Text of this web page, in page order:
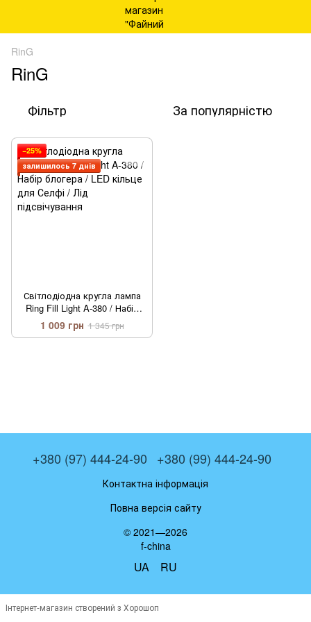
RinG
RinG
Фільтр За популярністю
−25%
залишилось 7 днів
Світлодіодна кругла лампа
Ring Fill Light A-380 / Набір
блогера / LED кільце для
Селфі / Лід підсвічування
1 009 грн 1 345 грн
+380 (97) 444-24-90 +380 (99) 444-24-90
Контактна інформація
Повна версія сайту
© 2021—2026
f-china
UA RU
Інтернет-магазин створений з Хорошоп